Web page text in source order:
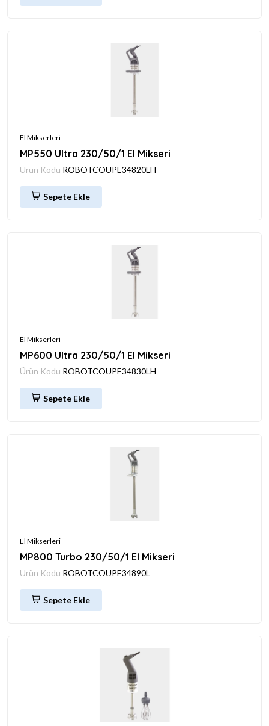
El Mikserleri
MP550 Ultra 230/50/1 El Mikseri
Ürün Kodu ROBOTCOUPE34820LH
Sepete Ekle
El Mikserleri
MP600 Ultra 230/50/1 El Mikseri
Ürün Kodu ROBOTCOUPE34830LH
Sepete Ekle
El Mikserleri
MP800 Turbo 230/50/1 El Mikseri
Ürün Kodu ROBOTCOUPE34890L
Sepete Ekle